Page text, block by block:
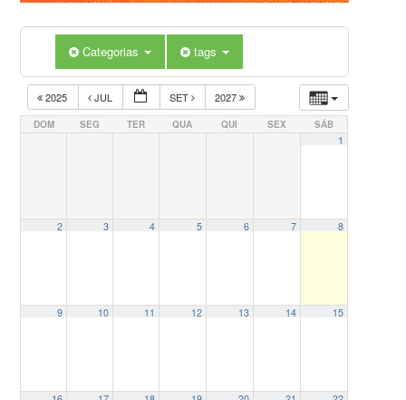
Categorias tags
2025 JUL SET 2027
DOM SEG TER QUA QUI SEX SÁB
1
2 3 4 5 6 7 8
9 10 11 12 13 14 15